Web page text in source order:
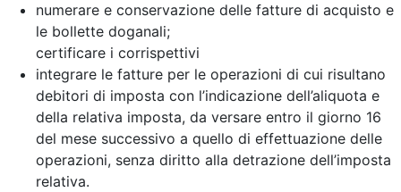
numerare e conservazione delle fatture di acquisto e
le bollette doganali;
certificare i corrispettivi
integrare le fatture per le operazioni di cui risultano
debitori di imposta con l’indicazione dell’aliquota e
della relativa imposta, da versare entro il giorno 16
del mese successivo a quello di effettuazione delle
operazioni, senza diritto alla detrazione dell’imposta
relativa.